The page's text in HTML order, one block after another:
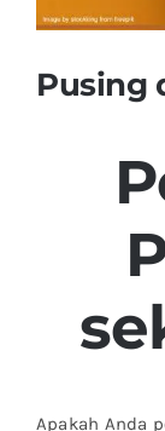
Pusing
Apakah Anda